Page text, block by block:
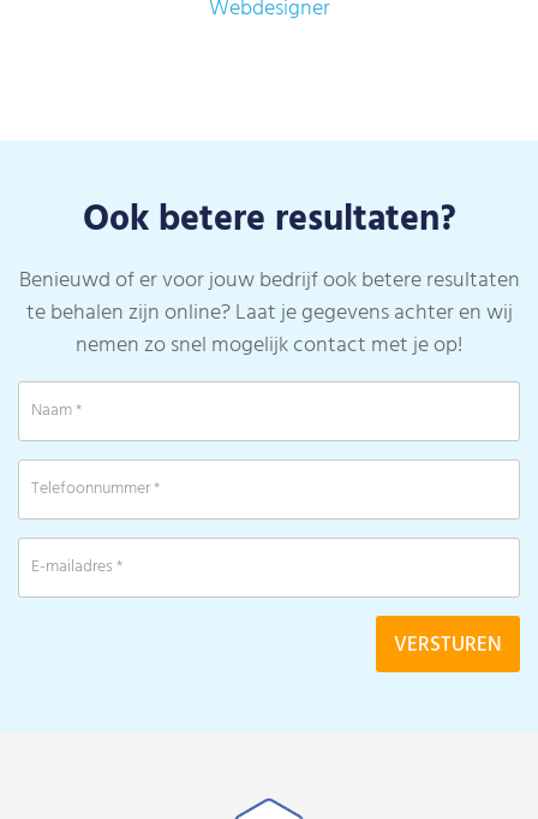
Webdesigner
Ook betere resultaten?
Benieuwd of er voor jouw bedrijf ook betere resultaten
te behalen zijn online? Laat je gegevens achter en wij
nemen zo snel mogelijk contact met je op!